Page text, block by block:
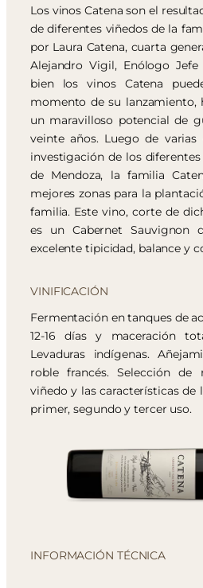
Los vinos Catena son el
de diferentes viñedos de la
por Laura Catena, cuarta
Alejandro Vigil, Enólogo
bien los vinos Catena
momento de su lanzamiento,
un maravilloso potencial de
veinte años. Luego de
investigación de los
de Mendoza, la familia
mejores zonas para la
familia. Este vino, corte de
es un Cabernet Sauvignon
excelente tipicidad, balance y
VINIFICACIÓN
Fermentación en tanques de
12-16 días y maceración
Levaduras indígenas.
roble francés. Selección
viñedo y las características de
primer, segundo y tercer uso.
INFORMACIÓN TÉCNICA